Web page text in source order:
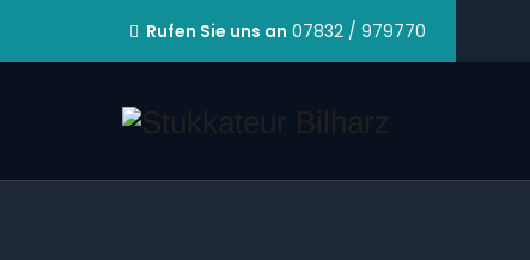
Rufen Sie uns an 07832 / 979770